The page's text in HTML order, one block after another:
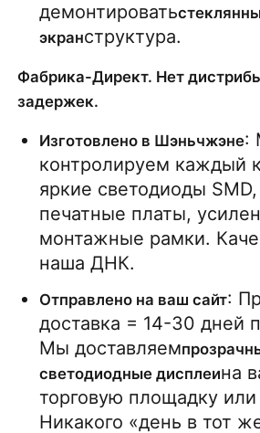
демонтировать
экранструктура.
Фабрика-Директ. Нет
задержек.
Изготовлено в Шэньчжэне:
контролируем каждый
яркие светодиоды
печатные платы,
монтажные рамки.
наша ДНК.
Отправлено на ваш сайт:
доставка = 14-30 дней
Мы доставляем
светодиодные дисплеина
торговую площадку
Никакого «день в тот